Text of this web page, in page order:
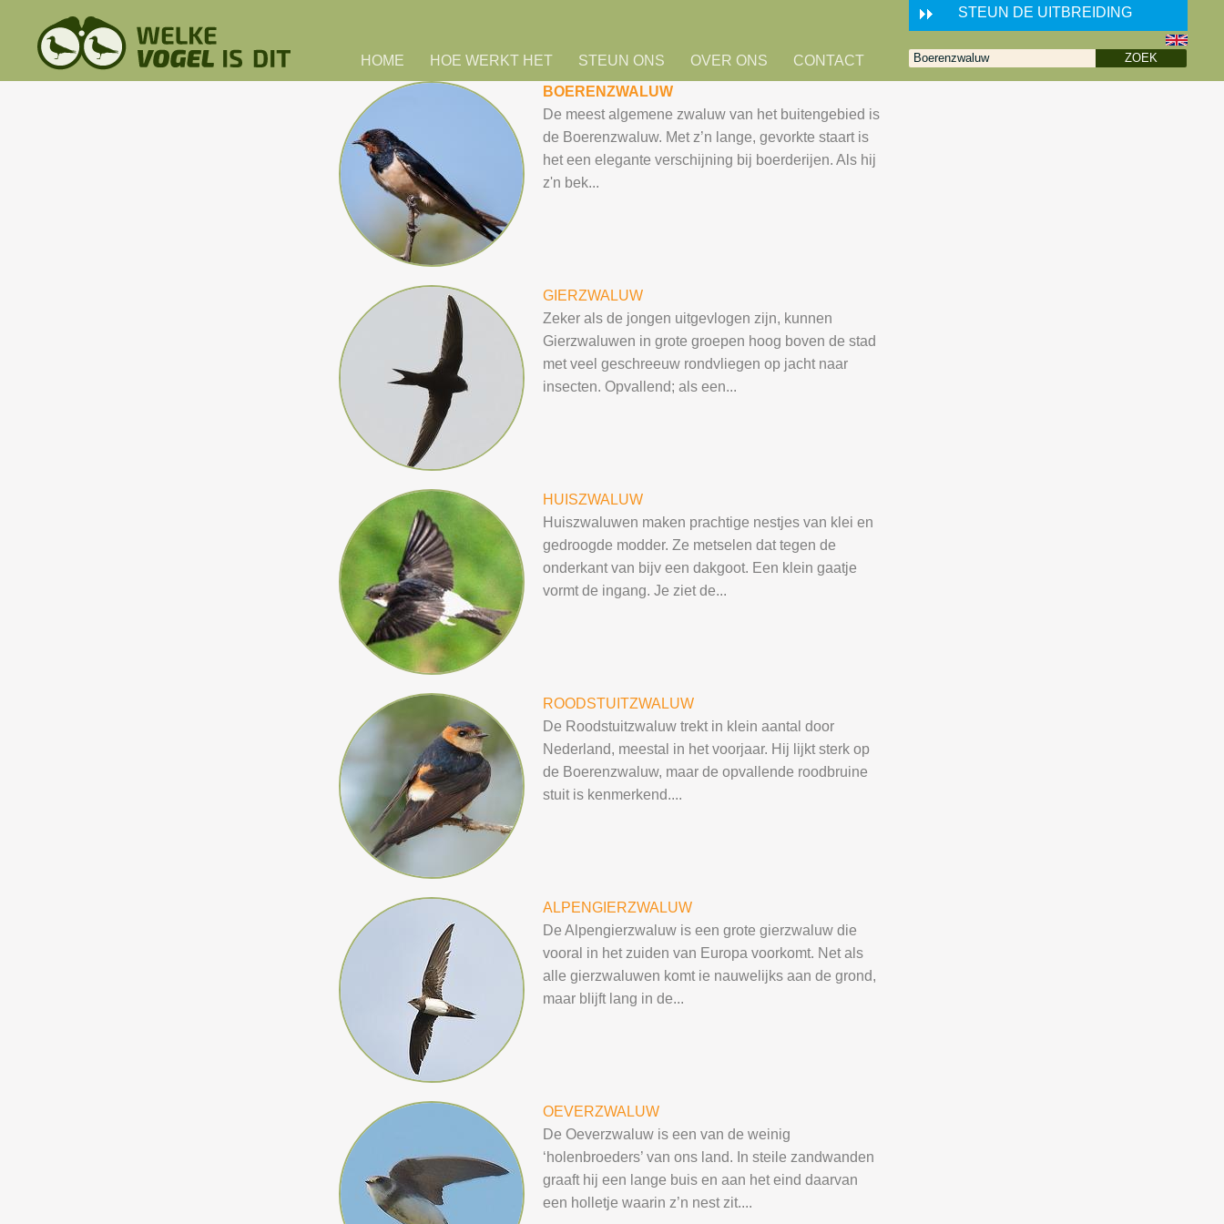
STEUN DE UITBREIDING
HOME HOE WERKT HET STEUN ONS OVER ONS
CONTACT
BOERENZWALUW
De meest algemene zwaluw van het buitengebied is
de Boerenzwaluw. Met z’n lange, gevorkte staart is
het een elegante verschijning bij boerderijen. Als hij
z'n bek...
GIERZWALUW
Zeker als de jongen uitgevlogen zijn, kunnen
Gierzwaluwen in grote groepen hoog boven de stad
met veel geschreeuw rondvliegen op jacht naar
insecten. Opvallend; als een...
HUISZWALUW
Huiszwaluwen maken prachtige nestjes van klei en
gedroogde modder. Ze metselen dat tegen de
onderkant van bijv een dakgoot. Een klein gaatje
vormt de ingang. Je ziet de...
ROODSTUITZWALUW
De Roodstuitzwaluw trekt in klein aantal door
Nederland, meestal in het voorjaar. Hij lijkt sterk op
de Boerenzwaluw, maar de opvallende roodbruine
stuit is kenmerkend....
ALPENGIERZWALUW
De Alpengierzwaluw is een grote gierzwaluw die
vooral in het zuiden van Europa voorkomt. Net als
alle gierzwaluwen komt ie nauwelijks aan de grond,
maar blijft lang in de...
OEVERZWALUW
De Oeverzwaluw is een van de weinig
‘holenbroeders’ van ons land. In steile zandwanden
graaft hij een lange buis en aan het eind daarvan
een holletje waarin z’n nest zit....